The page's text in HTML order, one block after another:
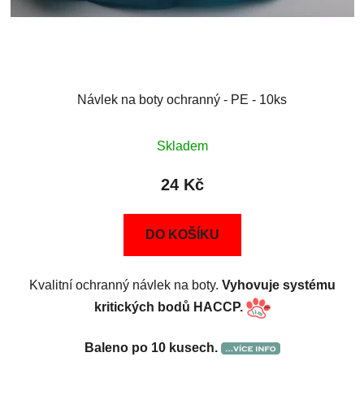
Návlek na boty ochranný - PE - 10ks
Skladem
24 Kč
DO KOŠÍKU
Kvalitní ochranný návlek na boty. Vyhovuje systému
kritických bodů HACCP.
Baleno po 10 kusech.